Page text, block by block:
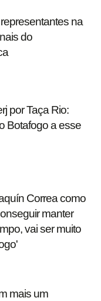
na
do
por Taça Rio:
Botafogo a esse
Correa como
manter
vai ser muito
mais um